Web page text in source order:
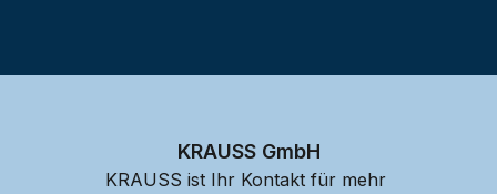
KRAUSS GmbH
KRAUSS ist Ihr Kontakt für mehr